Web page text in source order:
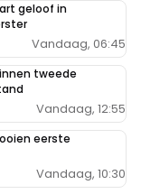
geloof in
Vandaag, 06:45
tweede
Vandaag, 12:55
eerste
Vandaag, 10:30